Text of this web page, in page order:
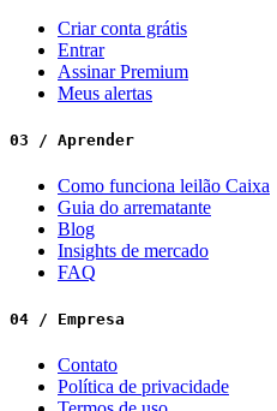
Criar conta grátis
Entrar
Assinar Premium
Meus alertas
03 / Aprender
Como funciona leilão Caixa
Guia do arrematante
Blog
Insights de mercado
FAQ
04 / Empresa
Contato
Política de privacidade